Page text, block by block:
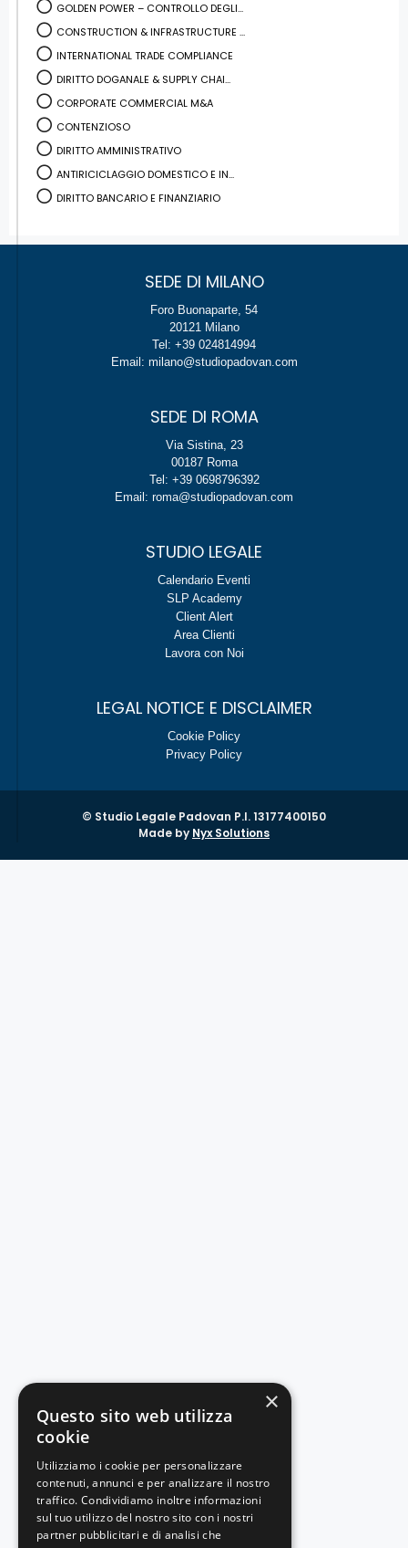
GOLDEN POWER – CONTROLLO DEGLI...
CONSTRUCTION & INFRASTRUCTURE ...
INTERNATIONAL TRADE COMPLIANCE
DIRITTO DOGANALE & SUPPLY CHAI...
CORPORATE COMMERCIAL M&A
CONTENZIOSO
DIRITTO AMMINISTRATIVO
ANTIRICICLAGGIO DOMESTICO E IN...
DIRITTO BANCARIO E FINANZIARIO
SEDE DI MILANO
Foro Buonaparte, 54
20121 Milano
Tel: +39 024814994
Email: milano@studiopadovan.com
SEDE DI ROMA
Via Sistina, 23
00187 Roma
Tel: +39 0698796392
Email: roma@studiopadovan.com
STUDIO LEGALE
Calendario Eventi
SLP Academy
Client Alert
Area Clienti
Lavora con Noi
LEGAL NOTICE E DISCLAIMER
Cookie Policy
Privacy Policy
© Studio Legale Padovan P.I. 13177400150
Made by Nyx Solutions
×
Questo sito web utilizza
cookie
Utilizziamo i cookie per personalizzare
contenuti, annunci e per analizzare il nostro
traffico. Condividiamo inoltre informazioni
sul tuo utilizzo del nostro sito con i nostri
partner pubblicitari e di analisi che